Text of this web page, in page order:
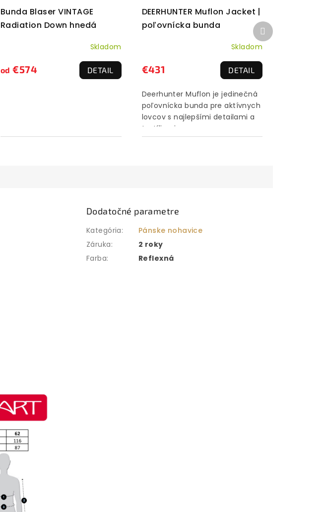
Bunda Blaser VINTAGE
Radiation Down hnedá
Skladom
od €574 DETAIL
DEERHUNTER Muflon Jacket |
poľovnícka bunda
Skladom
€431 DETAIL
Deerhunter Muflon je jedinečná
poľovnícka bunda pre aktívnych
lovcov s najlepšími detailami a
textíliami.
Ďalší
produkt
Dodatočné parametre
Kategória:
Pánske nohavice
Záruka:
2 roky
Farba: Reflexná